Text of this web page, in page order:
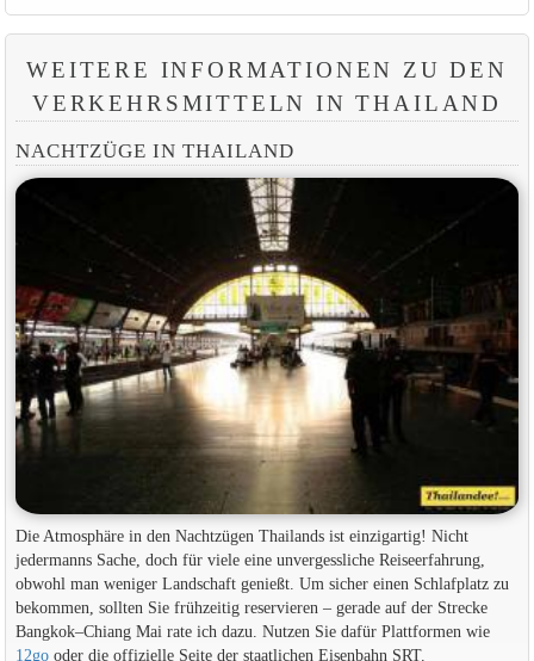
WEITERE INFORMATIONEN ZU DEN
VERKEHRSMITTELN IN THAILAND
NACHTZÜGE IN THAILAND
Die Atmosphäre in den Nachtzügen Thailands ist einzigartig! Nicht
jedermanns Sache, doch für viele eine unvergessliche Reiseerfahrung,
obwohl man weniger Landschaft genießt. Um sicher einen Schlafplatz zu
bekommen, sollten Sie frühzeitig reservieren – gerade auf der Strecke
Bangkok–Chiang Mai rate ich dazu. Nutzen Sie dafür Plattformen wie
12gooder die offizielle Seite der staatlichen Eisenbahn SRT.